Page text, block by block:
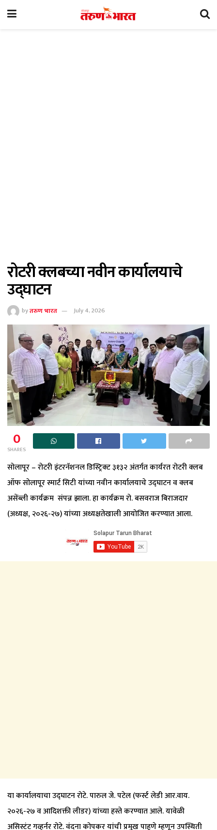
रोटरी क्लबच्या नवीन कार्यालयाचे
उद्घाटन
byतरुण भारत July 4, 2026
0
SHARES
सोलापूर – रोटरी इंटरनॅशनल डिस्ट्रिक्ट ३१३२ अंतर्गत कार्यरत रोटरी क्लब
ऑफ सोलापूर स्मार्ट सिटी यांच्या नवीन कार्यालयाचे उद्घाटन व क्लब
असेंब्ली कार्यक्रम संपन्न झाला. हा कार्यक्रम रो. बसवराज बिराजदार
(अध्यक्ष, २०२६-२७) यांच्या अध्यक्षतेखाली आयोजित करण्यात आला.
या कार्यालयाचा उद्घाटन रोटे. पारुल जे. पटेल (फर्स्ट लेडी आर.वाय.
२०२६-२७ व आदिशक्ती लीडर) यांच्या हस्ते करण्यात आले. यावेळी
असिस्टंट गव्हर्नर रोटे. वंदना कोपकर यांची प्रमुख पाहुणे म्हणून उपस्थिती